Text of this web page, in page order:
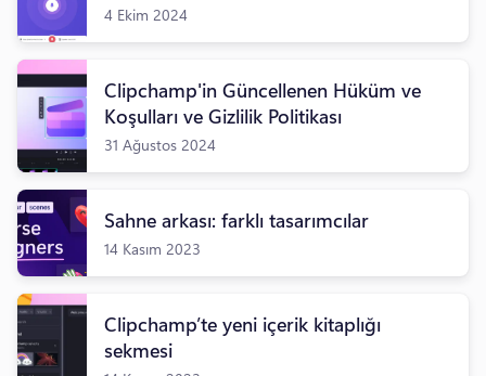
4 Ekim 2024
Clipchamp'in Güncellenen Hüküm ve
Koşulları ve Gizlilik Politikası
31 Ağustos 2024
Sahne arkası: farklı tasarımcılar
14 Kasım 2023
Clipchamp’te yeni içerik kitaplığı
sekmesi